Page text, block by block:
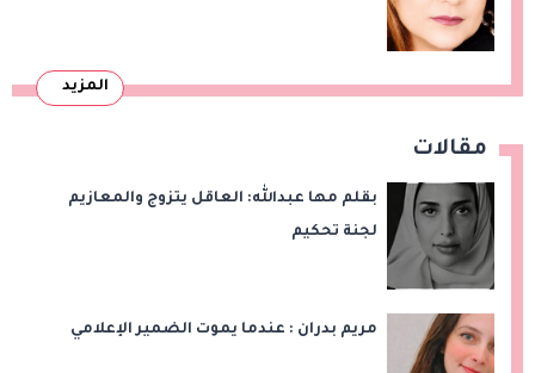
المزيد
مقالات
بقلم مها عبدالله: العاقل يتزوج والمعازيم
لجنة تحكيم
مريم بدران : عندما يموت الضمير الإعلامي